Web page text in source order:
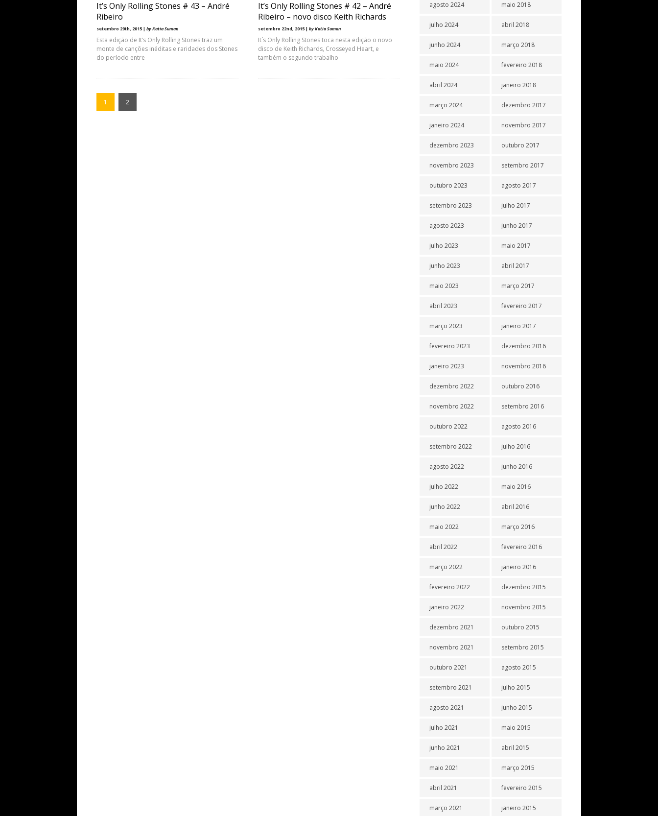
It’s Only Rolling Stones # 43 – André
Ribeiro
setembro 29th, 2015 | by Katia Suman
Esta edição de It’s Only Rolling Stones traz um
monte de canções inéditas e raridades dos Stones
do período entre
It’s Only Rolling Stones # 42 – André
Ribeiro – novo disco Keith Richards
setembro 22nd, 2015 | by Katia Suman
It´s Only Rolling Stones toca nesta edição o novo
disco de Keith Richards, Crosseyed Heart, e
também o segundo trabalho
1 2
agosto 2024
julho 2024
junho 2024
maio 2024
abril 2024
março 2024
janeiro 2024
dezembro 2023
novembro 2023
outubro 2023
setembro 2023
agosto 2023
julho 2023
junho 2023
maio 2023
abril 2023
março 2023
fevereiro 2023
janeiro 2023
dezembro 2022
novembro 2022
outubro 2022
setembro 2022
agosto 2022
julho 2022
junho 2022
maio 2022
abril 2022
março 2022
fevereiro 2022
janeiro 2022
dezembro 2021
novembro 2021
outubro 2021
setembro 2021
agosto 2021
julho 2021
junho 2021
maio 2021
abril 2021
março 2021
maio 2018
abril 2018
março 2018
fevereiro 2018
janeiro 2018
dezembro 2017
novembro 2017
outubro 2017
setembro 2017
agosto 2017
julho 2017
junho 2017
maio 2017
abril 2017
março 2017
fevereiro 2017
janeiro 2017
dezembro 2016
novembro 2016
outubro 2016
setembro 2016
agosto 2016
julho 2016
junho 2016
maio 2016
abril 2016
março 2016
fevereiro 2016
janeiro 2016
dezembro 2015
novembro 2015
outubro 2015
setembro 2015
agosto 2015
julho 2015
junho 2015
maio 2015
abril 2015
março 2015
fevereiro 2015
janeiro 2015